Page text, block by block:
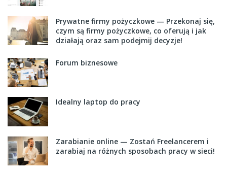
Prywatne firmy pożyczkowe — Przekonaj się,
czym są firmy pożyczkowe, co oferują i jak
działają oraz sam podejmij decyzje!
Forum biznesowe
Idealny laptop do pracy
Zarabianie online — Zostań Freelancerem i
zarabiaj na różnych sposobach pracy w sieci!